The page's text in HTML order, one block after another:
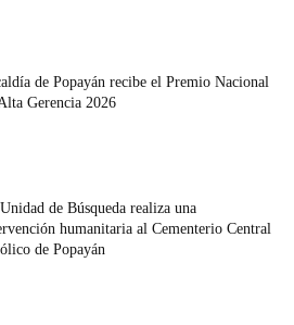
de Popayán recibe el Premio Nacional
Gerencia 2026
de Búsqueda realiza una
humanitaria al Cementerio Central
de Popayán